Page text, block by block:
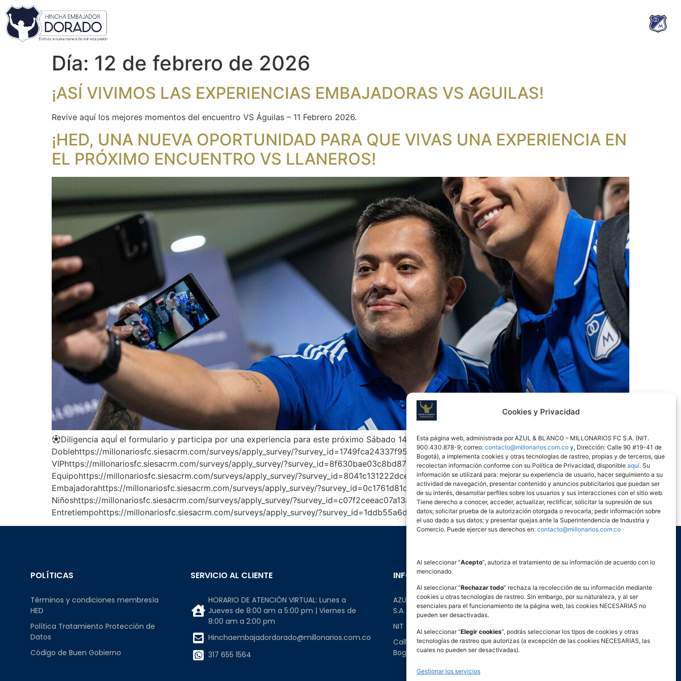
Cookies y Privacidad
Esta página web, administrada por AZUL & BLANCO – MILLONARIOS FC S.A. (NIT.
900.430.878-9; correo: contacto@millonarios.com.co y, Dirección: Calle 90 #19-41 de
Bogotá), a implementa cookies y otras tecnologías de rastreo, propias y de terceros, que
recolectan información conforme con su Política de Privacidad, disponible aquí. Su
información se utilizará para: mejorar su experiencia de usuario, hacer seguimiento a su
actividad de navegación, presentar contenido y anuncios publicitarios que puedan ser
de su interés, desarrollar perfiles sobre los usuarios y sus interacciones con el sitio web.
Tiene derecho a conocer, acceder, actualizar, rectificar, solicitar la supresión de sus
datos; solicitar prueba de la autorización otorgada o revocarla; pedir información sobre
el uso dado a sus datos; y presentar quejas ante la Superintendencia de Industria y
Comercio. Puede ejercer sus derechos en: contacto@millonarios.com.co
Al seleccionar “Acepto”, autoriza el tratamiento de su información de acuerdo con lo
mencionado.
Al seleccionar “Rechazar todo” rechaza la recolección de su información mediante
cookies u otras tecnologías de rastreo. Sin embargo, por su naturaleza, y al ser
esenciales para el funcionamiento de la página web, las cookies NECESARIAS no
pueden ser desactivadas.
Al seleccionar “Elegir cookies”, podrás seleccionar los tipos de cookies y otras
tecnologías de rastreo que autorizas (a excepción de las cookies NECESARIAS, las
cuales no pueden ser desactivadas).
Gestionar los servicios
Día: 12 de febrero de 2026
¡ASÍ VIVIMOS LAS EXPERIENCIAS EMBAJADORAS VS AGUILAS!
Revive aquí los mejores momentos del encuentro VS Águilas – 11 Febrero 2026.
¡HED, UNA NUEVA OPORTUNIDAD PARA QUE VIVAS UNA EXPERIENCIA EN
EL PRÓXIMO ENCUENTRO VS LLANEROS!
Diligencia aquÍ el formulario y participa por una experiencia para este próximo Sábado 14 Febrero 2026.
Entrada
Doblehttps://millonariosfc.siesacrm.com/surveys/apply_survey/?survey_id=1749fca24337f9530d8c6daeaa851db8c3aef003 ZONA
VIPhttps://millonariosfc.siesacrm.com/surveys/apply_survey/?survey_id=8f630bae03c8bd87cd1e306664ae01caa61e5936 Recibe al
Equipohttps://millonariosfc.siesacrm.com/surveys/apply_survey/?survey_id=8041c131222dcee446754b3b67c6f29fbac3898a Experiencia
Embajadorahttps://millonariosfc.siesacrm.com/surveys/apply_survey/?survey_id=0c1761d81da0f3432485916cdf4a76a1ac8a8731 Salida
Niñoshttps://millonariosfc.siesacrm.com/surveys/apply_survey/?survey_id=c07f2ceeac07a13a37f2c41b0e56c264e85367a7
Entretiempohttps://millonariosfc.siesacrm.com/surveys/apply_survey/?survey_id=1ddb55a6d5cc5c9eb668927653113f86809649c0
POLÍTICAS
Términos y condiciones membresía
HED
Política Tratamiento Protección de
Datos
Código de Buen Gobierno
SERVICIO AL CLIENTE
HORARIO DE ATENCIÓN VIRTUAL: Lunes a
Jueves de 8:00 am a 5:00 pm | Viernes de
8:00 am a 2:00 pm
Hinchaembajadordorado@millonarios.com.co
317 655 1564
INFORMACIÓN LEGAL
AZUL & BLANCO MILLONARIOS FC
S.A.
NIT 900430878-9
Calle 90 # 19-41 Ofc. 702
Bogotá, Colombia